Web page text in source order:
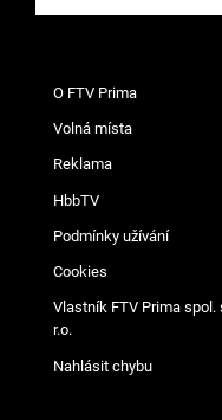
O FTV Prima
Volná místa
Reklama
HbbTV
Podmínky užívání
Cookies
Vlastník FTV Prima spol.
r.o.
Nahlásit chybu